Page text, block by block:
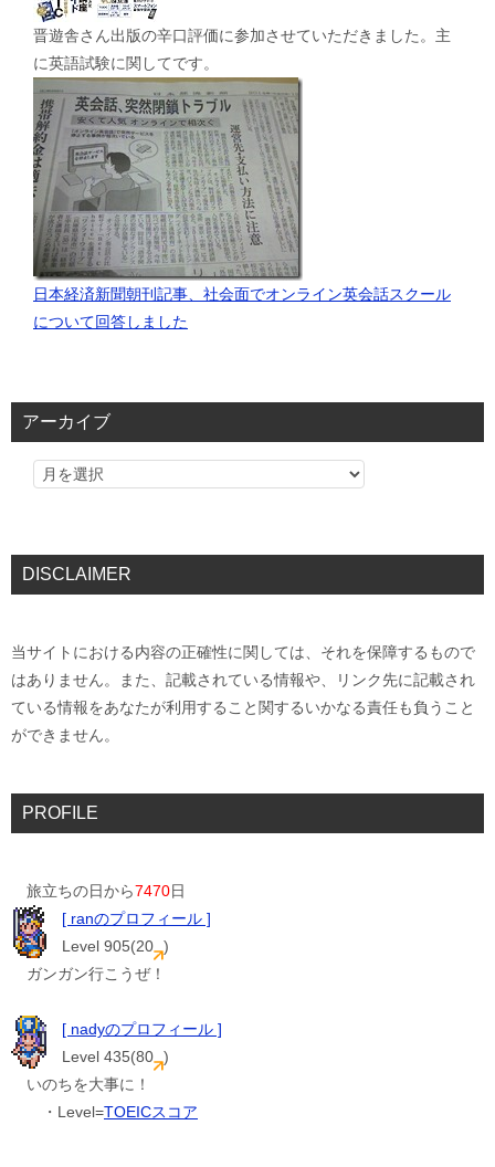
晋遊舎さん出版の辛口評価に参加させていただきました。主
に英語試験に関してです。
日本経済新聞朝刊記事、社会面でオンライン英会話スクール
について回答しました
アーカイブ
DISCLAIMER
当サイトにおける内容の正確性に関しては、それを保障するもので
はありません。また、記載されている情報や、リンク先に記載され
ている情報をあなたが利用すること関するいかなる責任も負うこと
ができません。
PROFILE
旅立ちの日から7470日
[ ranのプロフィール ]
Level 905(20 )
ガンガン行こうぜ！
[ nadyのプロフィール ]
Level 435(80 )
いのちを大事に！
・Level=TOEICスコア